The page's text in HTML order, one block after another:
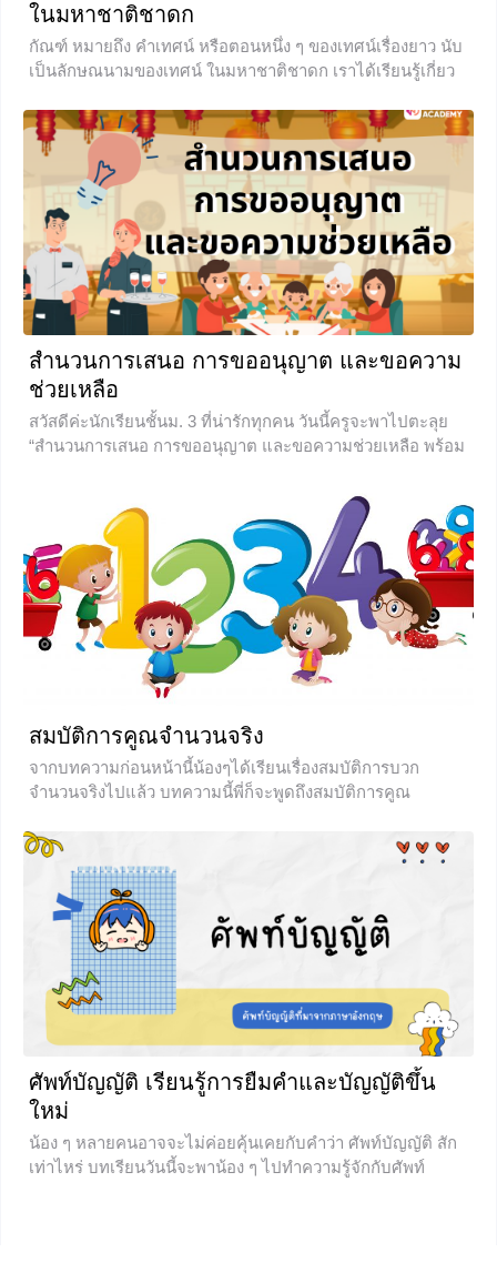
ในมหาชาติชาดก
กัณฑ์ หมายถึง คำเทศน์ หรือตอนหนึ่ง ๆ ของเทศน์เรื่องยาว นับ
เป็นลักษณนามของเทศน์ ในมหาชาติชาดก เราได้เรียนรู้เกี่ยว
ของกัณฑ์มัทรี ซึ่งเป็นกัณฑ์ที่ 9 มีความเชื่อว่าถ้าใครได้ฟังเทศน์
มหาชาติทั้ง 13 กัณฑ์ของมหาชาติชาดก ก็จะทำให้ขึ้นสวรรค์
นอกจากนี้หากบูชากัณฑ์ต่าง ๆ ก็จะได้ผลที่ดีแก่ตัวเอง ผู้ที่บูชา
กัณฑ์มัทรี จะทำให้เป็นผู้มั่งคั่ง สมบูรณ์ไปด้วยทรัพย์สมบัติ เป็น
ผู้มีอายุยืนยาว
0
สำนวนการเสนอ การขออนุญาต และขอความ
ช่วยเหลือ
สวัสดีค่ะนักเรียนชั้นม. 3 ที่น่ารักทุกคน วันนี้ครูจะพาไปตะลุย
“สำนวนการเสนอ การขออนุญาต และขอความช่วยเหลือ พร้อม
สถานการณ์ต่างๆ ถ้าพร้อมแล้วก็ไปลุยกันเลยจร้า สำนวนการ
เสนอ ในชีวิตประจำวันของเรานั้น ล้วนจะต้องเจอกลุ่มประโยค
คำถามในเชิงชักชวน และการเสนอแนะที่ใช้เป็นรูปแบบคำถาม
นั้นถือเป็นการเสนอแนะชักชวนทางอ้อม ถ้าเทียบกับนิสัยคน
ไทยแล้ว ก็เพื่อแสดงถึงความเกรงใจ ไม่พูดมาตรงๆ เพื่อจุดประ
สงคืบางอย่าง ซึ่งเป็นนิสัยที่คนไทยส่วนใหญ่มีอยู่แล้ว ในภาษา
อังกฤษการใช้ภาษาเหล่านี้จะทำให้การสนทนาดูเป็นธรรมชาติ
และคล่องมากขึ้น โดยที่บางครั้งผู้ถามนั้นหว่านล้อมผู้ฟังด้วย
การ ชวนให้ทำ หรือแนะนำให้ทำนั่นเอง ประโยคคำถามที่ใช้มี
สมบัติการคูณจำนวนจริง
จากบทความก่อนหน้านี้น้องๆได้เรียนเรื่องสมบัติการบวก
จำนวนจริงไปแล้ว บทความนี้พี่ก็จะพูดถึงสมบัติการคูณ
การแจกแจงเข้ามา เนื้อหาเหล่านี้ล้วนเป็นพื้นฐานสำคัญที่จะใช้
ในการเรียนเนื้อหาบทต่อๆไป เมื่อน้องๆอ่านบทความนี้แล้ว
น้องๆจะเรียนเนื้อหาบทต่อๆไปได้ง่ายขึ้นแน่นอนค่ะ
+2
ศัพท์บัญญัติ เรียนรู้การยืมคำและบัญญัติขึ้น
ใหม่
น้อง ๆ หลายคนอาจจะไม่ค่อยคุ้นเคยกับคำว่า ศัพท์บัญญัติ สัก
เท่าไหร่ บทเรียนวันนี้จะพาน้อง ๆ ไปทำความรู้จักกับศัพท์